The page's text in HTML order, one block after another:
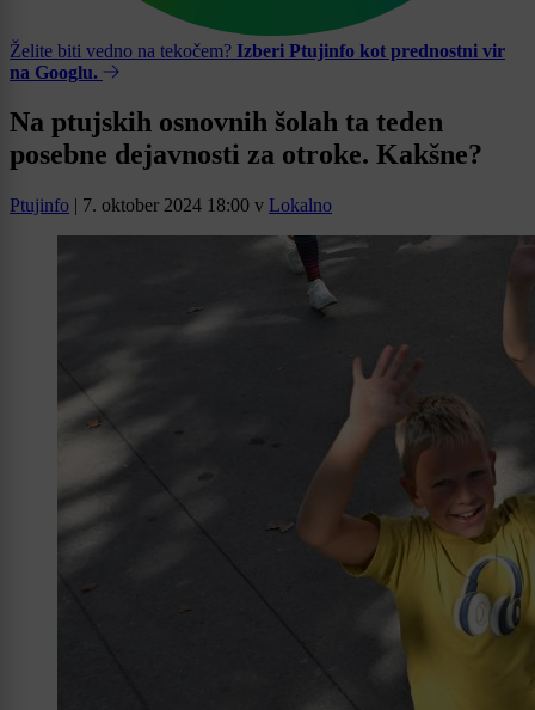
Želite biti vedno na tekočem? Izberi Ptujinfo kot prednostni vir
na Googlu.
Na ptujskih osnovnih šolah ta teden
posebne dejavnosti za otroke. Kakšne?
Ptujinfo | 7. oktober 2024 18:00 v Lokalno